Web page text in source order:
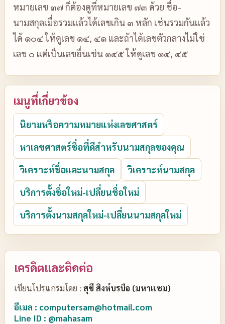
หมายเลข ๓๗ ก็ต้องดูที่หมายเลข ๗๓ ด้วย ชื่อ-
นามสกุลเมื่อรวมแล้วได้เลขเกิน ๓ หลัก เช่นรวมกันแล้ว
ได้ ๑๐๔ ให้ดูเลข ๑๔, ๔๑ และถ้าได้เลขตัวกลางไม่ใช่
เลข ๐ แต่เป็นเลขอื่นเช่น ๑๔๕ ให้ดูเลข ๑๔, ๔๕
เมนูที่เกี่ยวข้อง
นิยามหรือความหมายแห่งเลขศาสตร์
หาเลขศาสตร์ชื่อที่ดีสำหรับนามสกุลของคุณ
วิเคราะห์ชื่อและนามสกุล
วิเคราะห์นามสกุล
บริการตั้งชื่อใหม่-เปลี่ยนชื่อใหม่
บริการตั้งนามสกุลใหม่-เปลี่ยนนามสกุลใหม่
เครดิตและติดต่อ
เขียนโปรแกรมโดย : สุขี สิงห์บรบือ (มหาแซม)
อีเมล : computersam@hotmail.com
Line ID : @mahasam